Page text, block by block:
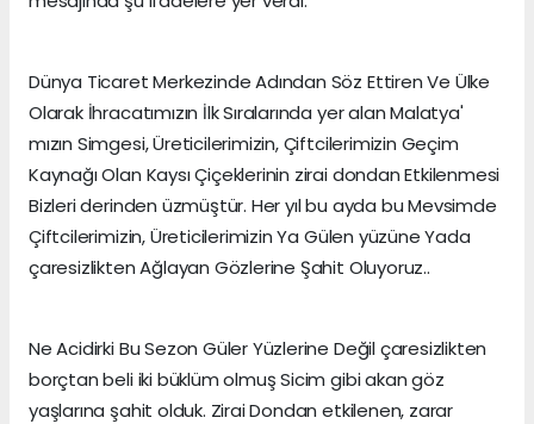
Dünya Ticaret Merkezinde Adından Söz Ettiren Ve Ülke
Olarak İhracatımızın İlk Sıralarında yer alan Malatya'
mızın Simgesi, Üreticilerimizin, Çiftcilerimizin Geçim
Kaynağı Olan Kaysı Çiçeklerinin zirai dondan Etkilenmesi
Bizleri derinden üzmüştür. Her yıl bu ayda bu Mevsimde
Çiftcilerimizin, Üreticilerimizin Ya Gülen yüzüne Yada
çaresizlikten Ağlayan Gözlerine Şahit Oluyoruz..
Ne Acidirki Bu Sezon Güler Yüzlerine Değil çaresizlikten
borçtan beli iki büklüm olmuş Sicim gibi akan göz
yaşlarına şahit olduk. Zirai Dondan etkilenen, zarar